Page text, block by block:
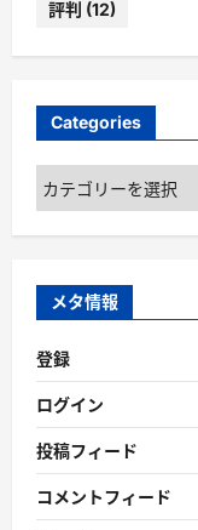
評判 (12)
Categories
Categories
メタ情報
登録
ログイン
投稿フィード
コメントフィード